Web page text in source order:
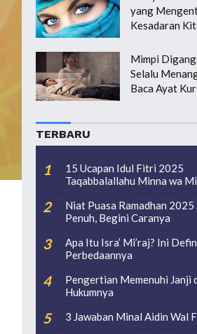
yang
Kesadaran
Mimpi
Selalu
Baca Ayat
TERBARU
15 Ucapan Idul Fitri 2025
Taqabbalallahu Minna wa
Niat Puasa Ramadhan 2025
Penuh, Begini Caranya
Apa Itu Isra’ Mi’raj? Ini
Perbedaannya
Pengertian Memenuhi Janji
Hukumnya
3 Jawaban Minal Aidin Wal